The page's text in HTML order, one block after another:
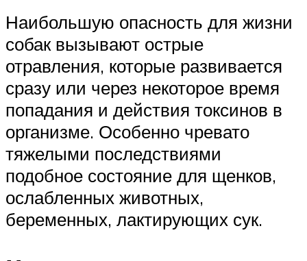
Наибольшую опасность для жизни
собак вызывают острые
отравления, которые развивается
сразу или через некоторое время
попадания и действия токсинов в
организме. Особенно чревато
тяжелыми последствиями
подобное состояние для щенков,
ослабленных животных,
беременных, лактирующих сук.